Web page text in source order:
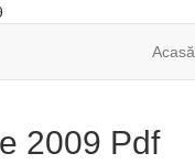
Acasă
2009 Pdf